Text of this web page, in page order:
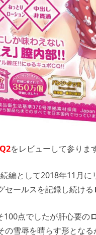
をレビューして参り
編として2018年11月に
セールスを記録し続ける
100点でしたが肝心要の
の雪辱を晴らす形とな